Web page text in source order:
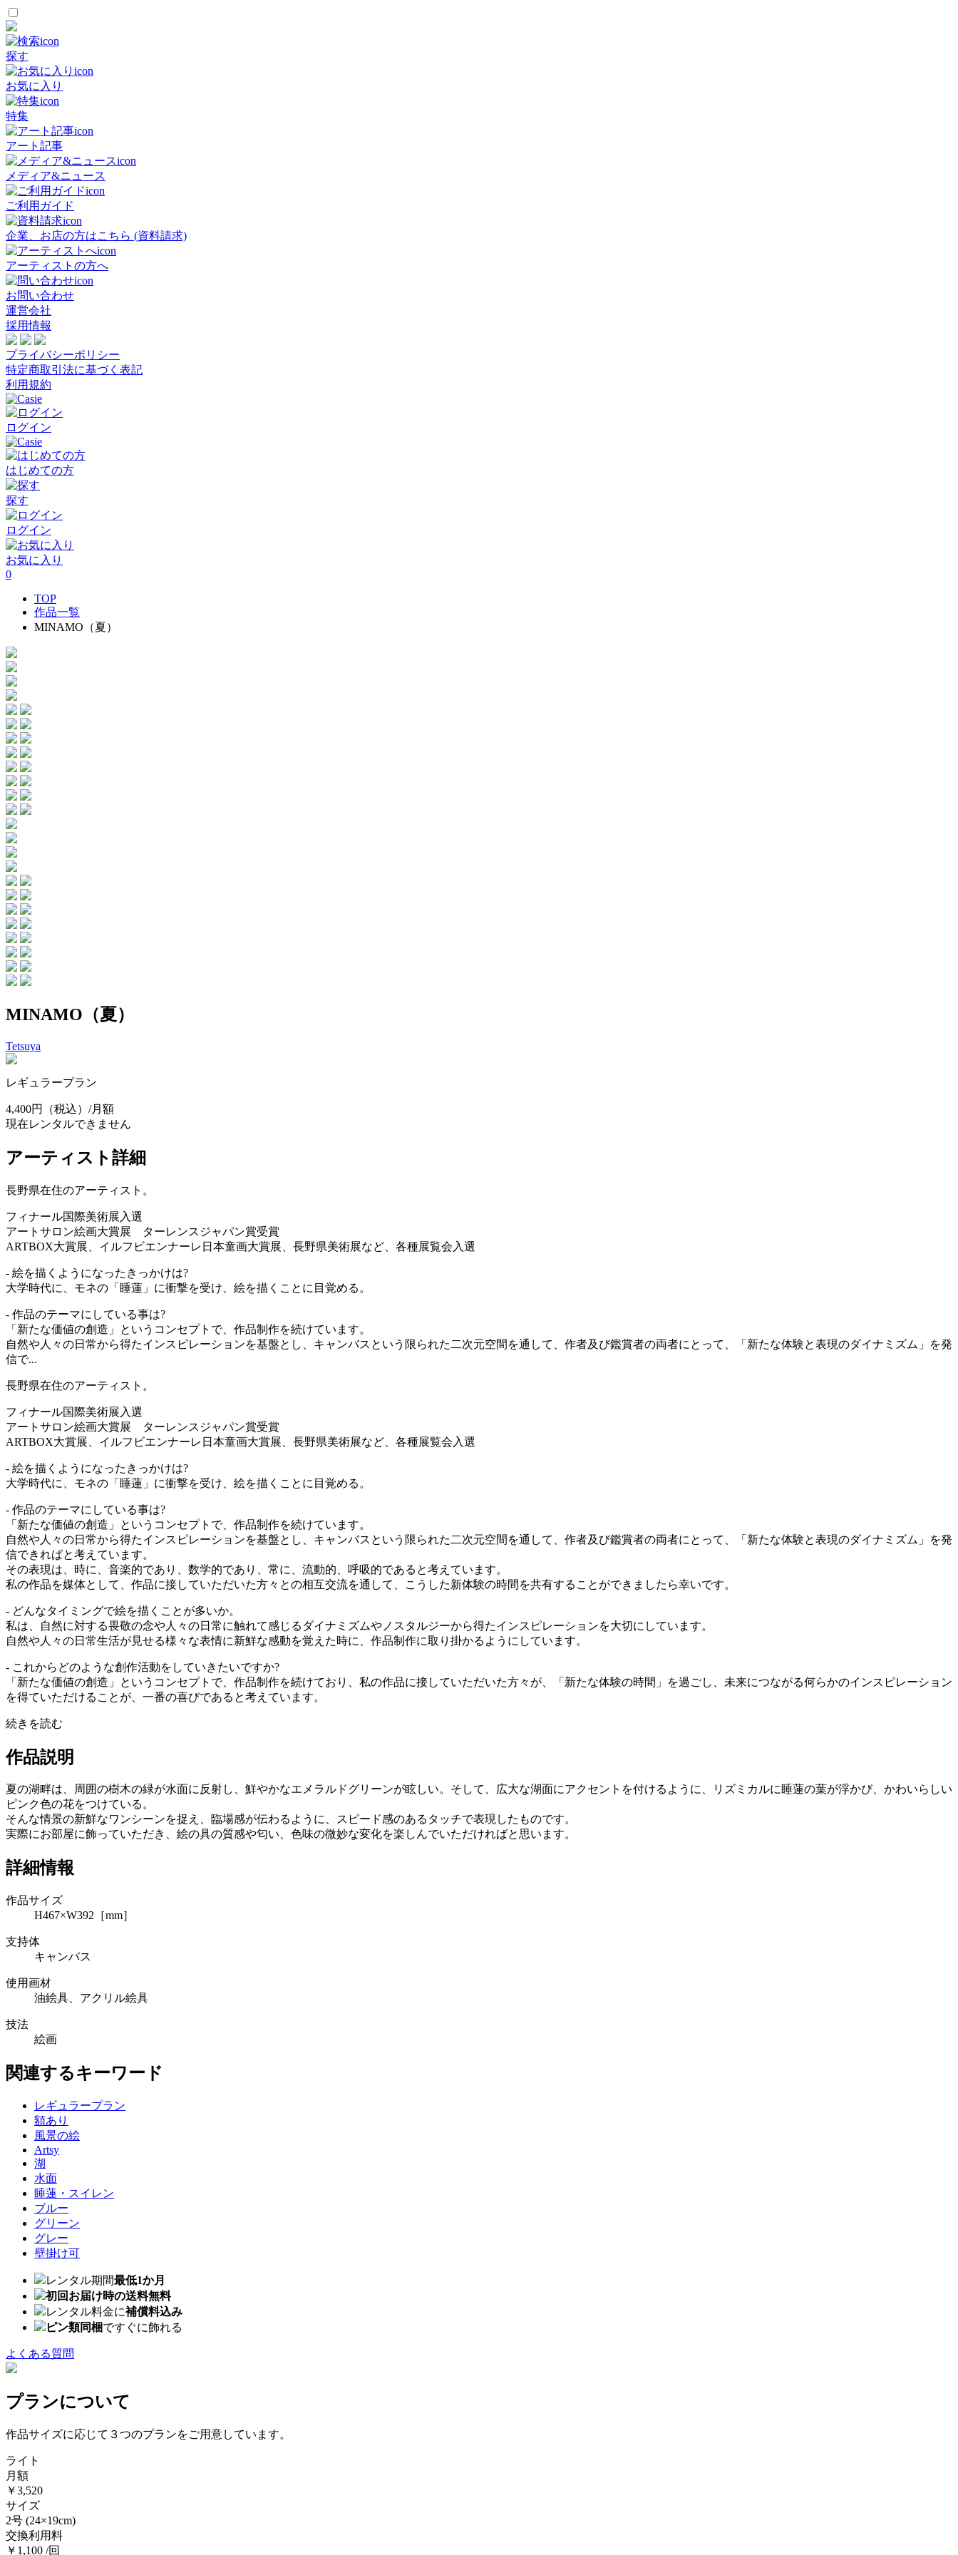
探す
お気に入り
特集
アート記事
メディア&ニュース
ご利用ガイド
企業、お店の方はこちら (資料請求)
アーティストの方へ
お問い合わせ
運営会社
採用情報
プライバシーポリシー
特定商取引法に基づく表記
利用規約
ログイン
はじめての方
探す
ログイン
お気に入り
0
TOP
作品一覧
MINAMO（夏）
MINAMO（夏）
Tetsuya
レギュラープラン
4,400円
（税込）/月額
現在レンタルできません
アーティスト詳細
長野県在住のアーティスト。
フィナール国際美術展入選
アートサロン絵画大賞展 ターレンスジャパン賞受賞
ARTBOX大賞展、イルフビエンナーレ日本童画大賞展、長野県美術展など、各種展覧会入選
- 絵を描くようになったきっかけは?
大学時代に、モネの「睡蓮」に衝撃を受け、絵を描くことに目覚める。
- 作品のテーマにしている事は?
「新たな価値の創造」というコンセプトで、作品制作を続けています。
自然や人々の日常から得たインスピレーションを基盤とし、キャンバスという限られた二次元空間を通して、作者及び鑑賞者の両者にとって、「新たな体験と表現のダイナミズム」を発
信で...
長野県在住のアーティスト。
フィナール国際美術展入選
アートサロン絵画大賞展 ターレンスジャパン賞受賞
ARTBOX大賞展、イルフビエンナーレ日本童画大賞展、長野県美術展など、各種展覧会入選
- 絵を描くようになったきっかけは?
大学時代に、モネの「睡蓮」に衝撃を受け、絵を描くことに目覚める。
- 作品のテーマにしている事は?
「新たな価値の創造」というコンセプトで、作品制作を続けています。
自然や人々の日常から得たインスピレーションを基盤とし、キャンバスという限られた二次元空間を通して、作者及び鑑賞者の両者にとって、「新たな体験と表現のダイナミズム」を発
信できればと考えています。
その表現は、時に、音楽的であり、数学的であり、常に、流動的、呼吸的であると考えています。
私の作品を媒体として、作品に接していただいた方々との相互交流を通して、こうした新体験の時間を共有することができましたら幸いです。
- どんなタイミングで絵を描くことが多いか。
私は、自然に対する畏敬の念や人々の日常に触れて感じるダイナミズムやノスタルジーから得たインスピレーションを大切にしています。
自然や人々の日常生活が見せる様々な表情に新鮮な感動を覚えた時に、作品制作に取り掛かるようにしています。
- これからどのような創作活動をしていきたいですか?
「新たな価値の創造」というコンセプトで、作品制作を続けており、私の作品に接していただいた方々が、「新たな体験の時間」を過ごし、未来につながる何らかのインスピレーション
を得ていただけることが、一番の喜びであると考えています。
続きを読む
作品説明
夏の湖畔は、周囲の樹木の緑が水面に反射し、鮮やかなエメラルドグリーンが眩しい。そして、広大な湖面にアクセントを付けるように、リズミカルに睡蓮の葉が浮かび、かわいらしい
ピンク色の花をつけている。
そんな情景の新鮮なワンシーンを捉え、臨場感が伝わるように、スピード感のあるタッチで表現したものです。
実際にお部屋に飾っていただき、絵の具の質感や匂い、色味の微妙な変化を楽しんでいただければと思います。
詳細情報
作品サイズ
H467×W392［mm］
支持体
キャンバス
使用画材
油絵具、アクリル絵具
技法
絵画
関連するキーワード
レギュラープラン
額あり
風景の絵
Artsy
湖
水面
睡蓮・スイレン
ブルー
グリーン
グレー
壁掛け可
レンタル期間最低1か月
初回お届け時の送料無料
レンタル料金に補償料込み
ピン類同梱ですぐに飾れる
よくある質問
プランについて
作品サイズに応じて３つのプランをご用意しています。
ライト
月額
￥3,520
サイズ
2号 (24×19cm)
交換利用料
￥1,100 /回